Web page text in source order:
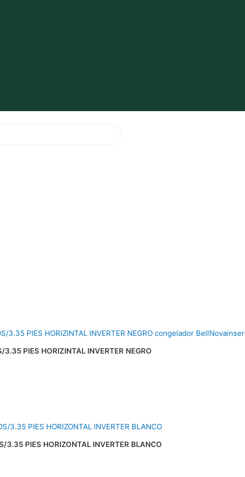
PIES HORIZINTAL INVERTER NEGRO
3.35 PIES HORIZONTAL INVERTER BLANCO